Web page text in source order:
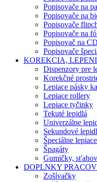
Popisovače na
Popisovače na
Popisovače
Popisovače na
Popisovač na
Popisovače
KOREKCIA,
Dispenzory pre
Korekčné
Lepiace pásky
Lepiace rollery
Lepiace tyčinky
Tekuté lepidlá
Univerzálne
Sekundové
Špeciálne
Špagáty
Gumičky,
DOPLNKY
Zošívačky